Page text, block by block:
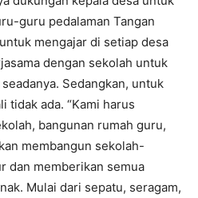
guru pedalaman Tangan
mengajar di setiap desa
dengan sekolah untuk
Sedangkan, untuk
tidak ada. “Kami harus
bangunan rumah guru,
membangun sekolah-
dan memberikan semua
Mulai dari sepatu, seragam,